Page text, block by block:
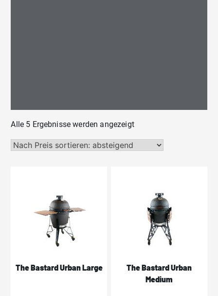
Alle 5 Ergebnisse werden angezeigtNach
Preis
sortiert:
The Bastard Urban Large
The Bastard Urban
Medium